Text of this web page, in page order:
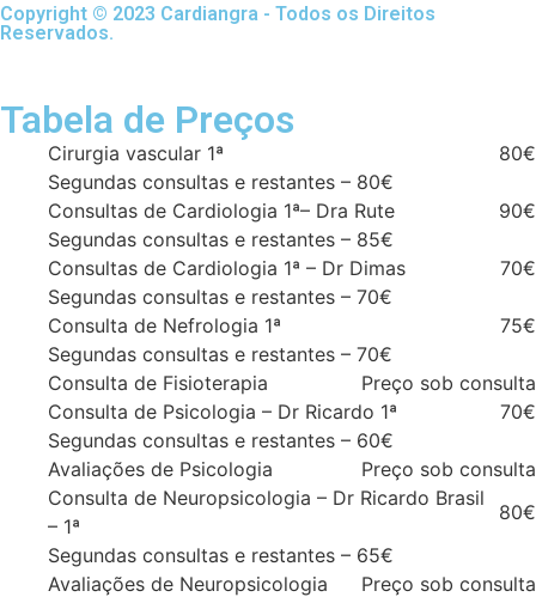
Copyright © 2023 Cardiangra - Todos os Direitos
Reservados.
Tabela de Preços
Cirurgia vascular 1ª
80€
Segundas consultas e restantes – 80€
Consultas de Cardiologia 1ª– Dra Rute
90€
Segundas consultas e restantes – 85€
Consultas de Cardiologia 1ª – Dr Dimas
70€
Segundas consultas e restantes – 70€
Consulta de Nefrologia 1ª
75€
Segundas consultas e restantes – 70€
Consulta de Fisioterapia
Preço sob consulta
Consulta de Psicologia – Dr Ricardo 1ª
70€
Segundas consultas e restantes – 60€
Avaliações de Psicologia
Preço sob consulta
Consulta de Neuropsicologia – Dr Ricardo Brasil
– 1ª
80€
Segundas consultas e restantes – 65€
Avaliações de Neuropsicologia
Preço sob consulta